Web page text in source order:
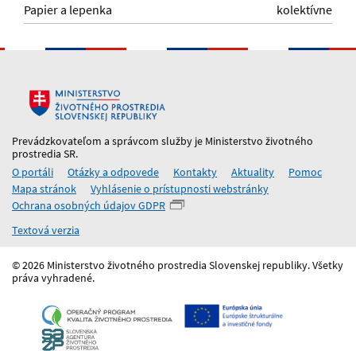
Papier a lepenka
kolektívne
Prevádzkovateľom a správcom služby je Ministerstvo životného
prostredia SR.
O portáli
Otázky a odpovede Kontakty Aktuality
Pomoc
Mapa stránok
Vyhlásenie o prístupnosti webstránky
Ochrana osobných údajov GDPR
Textová verzia
© 2026 Ministerstvo životného prostredia Slovenskej republiky. Všetky
práva vyhradené.